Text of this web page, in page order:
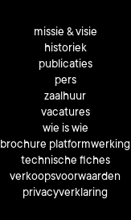
missie & visie
historiek
publicaties
pers
zaalhuur
vacatures
wie is wie
brochure platformwerking
technische fiches
verkoopsvoorwaarden
privacyverklaring